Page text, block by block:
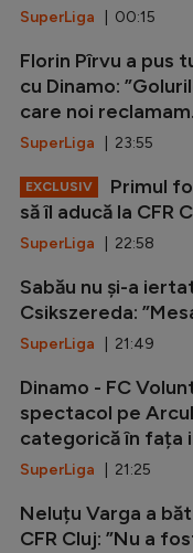
SuperLiga | 00:15
Florin Pîrvu a pus
cu Dinamo:
care noi
SuperLiga | 23:55
EXCLUSIV
Primul
să îl aducă la CFR
SuperLiga | 22:58
Sabău nu și-a
Csikszereda:
SuperLiga | 21:49
Dinamo - FC
spectacol pe
categorică în fața
SuperLiga | 21:25
Neluțu Varga a
CFR Cluj: ”Nu a